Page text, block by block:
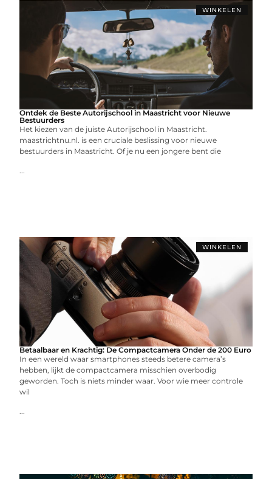
WINKELEN
Ontdek de Beste Autorijschool in Maastricht voor Nieuwe
Bestuurders
Het kiezen van de juiste Autorijschool in Maastricht.
maastrichtnu.nl. is een cruciale beslissing voor nieuwe
bestuurders in Maastricht. Of je nu een jongere bent die
...
WINKELEN
Betaalbaar en Krachtig: De Compactcamera Onder de 200 Euro
In een wereld waar smartphones steeds betere camera’s
hebben, lijkt de compactcamera misschien overbodig
geworden. Toch is niets minder waar. Voor wie meer controle
wil
...